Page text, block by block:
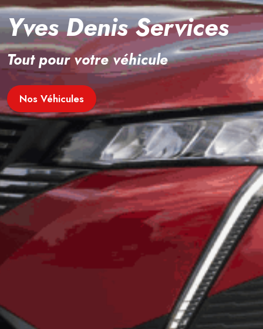
Yves Denis Services
Tout pour votre véhicule
Nos Véhicules